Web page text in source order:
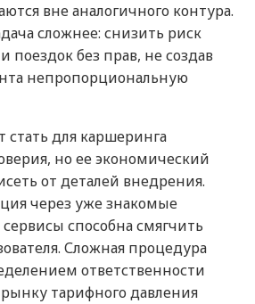
вне аналогичного контура.
сложнее: снизить риск
поездок без прав, не создав
непропорциональную
для каршеринга
но ее экономический
от деталей внедрения.
через уже знакомые
способна смягчить
Сложная процедура
ответственности
тарифного давления